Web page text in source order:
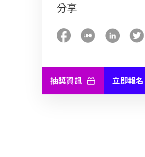
分享
抽獎資訊 立即報名